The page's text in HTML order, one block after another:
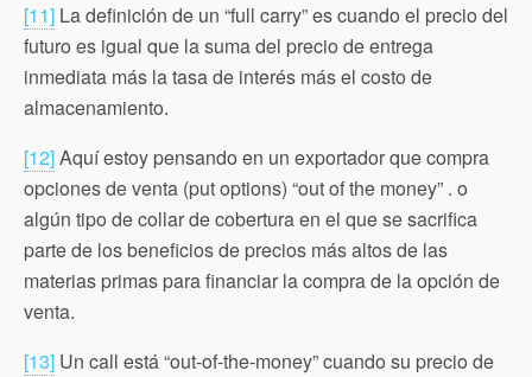
[11] La definición de un “full carry” es cuando el precio del
futuro es igual que la suma del precio de entrega
inmediata más la tasa de interés más el costo de
almacenamiento.
[12]Aquí estoy pensando en un exportador que compra
opciones de venta (put options) “out of the money” . o
algún tipo de collar de cobertura en el que se sacrifica
parte de los beneficios de precios más altos de las
materias primas para financiar la compra de la opción de
venta.
[13] Un call está “out-of-the-money” cuando su precio de